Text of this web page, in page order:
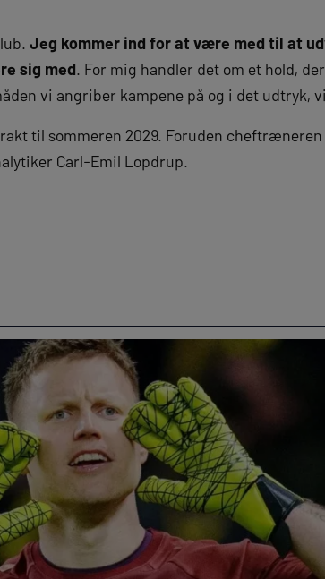
Jeg kommer ind for at være med til at
sig med. For mig handler det om et hold,
vi angriber kampene på og i det udtryk,
til sommeren 2029. Foruden
Carl-Emil Lopdrup.